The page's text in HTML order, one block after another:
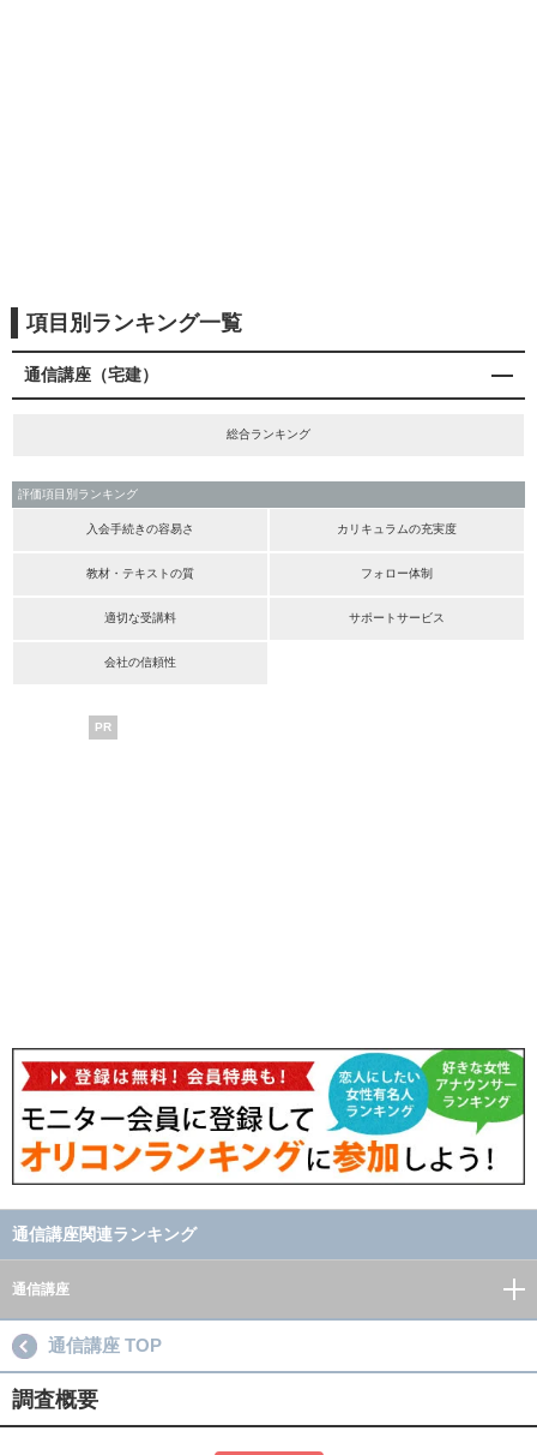
項目別ランキング一覧
通信講座（宅建）
総合ランキング
評価項目別ランキング
入会手続きの容易さ カリキュラムの充実度
教材・テキストの質 フォロー体制
適切な受講料 サポートサービス
会社の信頼性
PR
通信講座関連ランキング
通信講座
通信講座 TOP
調査概要